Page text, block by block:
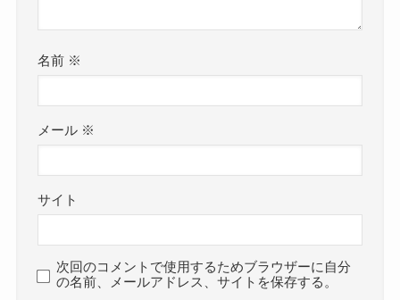
名前 ※
メール ※
サイト
次回のコメントで使用するためブラウザーに自分
の名前、メールアドレス、サイトを保存する。